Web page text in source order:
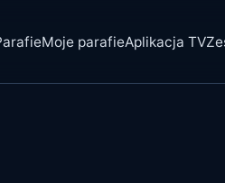
Moje parafieAplikacja TV